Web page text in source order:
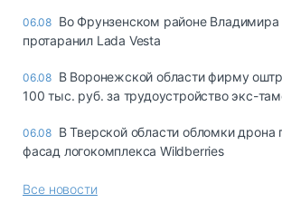
06.08 Во Фрунзенском районе
протаранил Lada Vesta
06.08 В Воронежской области фирму
100 тыс. руб. за трудоустройство экс-
06.08 В Тверской области обломки дрона
фасад логокомплекса Wildberries
Все новости